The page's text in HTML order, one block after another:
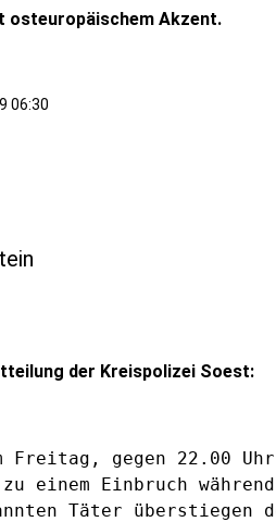
osteuropäischem Akzent.
06:30
der Kreispolizei Soest:
Freitag, gegen 22.00
einem Einbruch
Täter überstiegen